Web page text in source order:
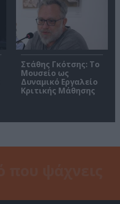
Στάθης Γκότσης: Το
Μουσείο ως
Δυναμικό Εργαλείο
Κριτικής Μάθησης